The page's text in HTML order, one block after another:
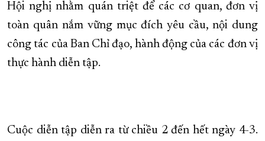
Hội nghị nhằm quán triệt để các cơ quan, đơn vị
toàn quân nắm vững mục đích yêu cầu, nội dung
công tác của Ban Chỉ đạo, hành động của các đơn vị
thực hành diễn tập.
Cuộc diễn tập diễn ra từ chiều 2 đến hết ngày 4-3.